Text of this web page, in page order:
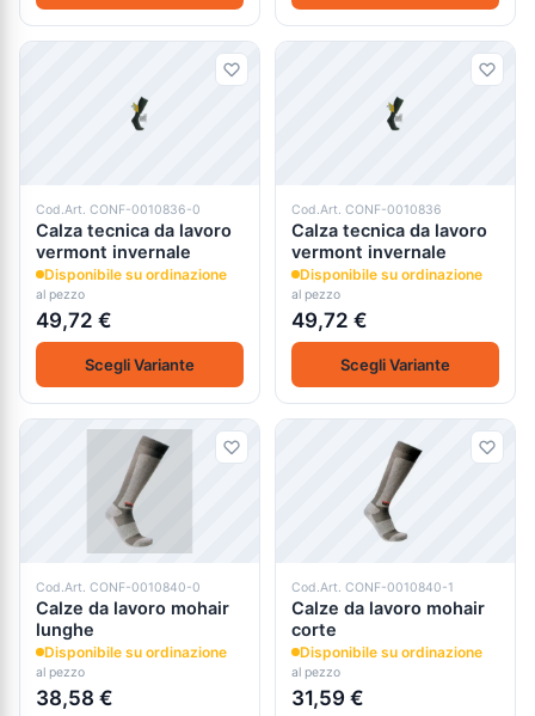
Cod.Art. CONF-0010836-0
Calza tecnica da lavoro
vermont invernale
Disponibile su ordinazione
al pezzo
49,72 €
Scegli Variante
Cod.Art. CONF-0010836
Calza tecnica da lavoro
vermont invernale
Disponibile su ordinazione
al pezzo
49,72 €
Scegli Variante
Cod.Art. CONF-0010840-0
Calze da lavoro mohair
lunghe
Disponibile su ordinazione
al pezzo
38,58 €
Cod.Art. CONF-0010840-1
Calze da lavoro mohair
corte
Disponibile su ordinazione
al pezzo
31,59 €